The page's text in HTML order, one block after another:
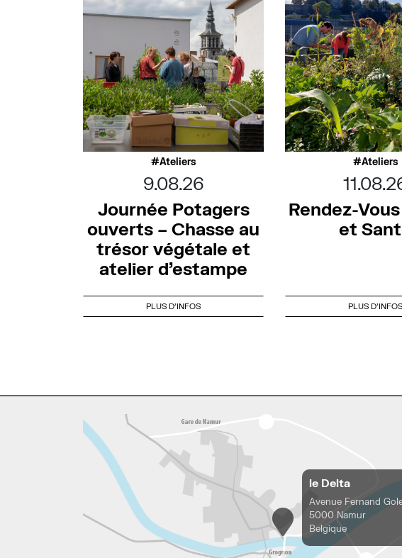
Ateliers
9.08.26
Journée Potagers
ouverts – Chasse au
trésor végétale et
atelier d’estampe
PLUS D'INFOS
Ateliers
Rendez-
et
PLUS D'INFOS
le Delta
Avenue Fernand
5000 Namur
Belgique